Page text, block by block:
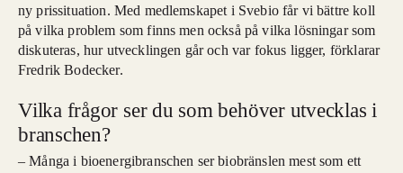
ny prissituation. Med medlemskapet i Svebio får vi bättre koll
på vilka problem som finns men också på vilka lösningar som
diskuteras, hur utvecklingen går och var fokus ligger, förklarar
Fredrik Bodecker.
Vilka frågor ser du som behöver utvecklas i
branschen?
– Många i bioenergibranschen ser biobränslen mest som ett